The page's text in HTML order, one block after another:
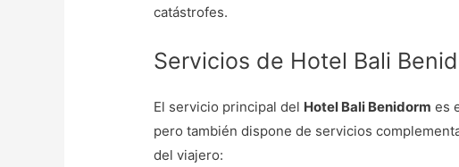
catástrofes.
Servicios de Hotel Bali
El servicio principal del Hotel Bali Benidorm es
pero también dispone de servicios
del viajero: